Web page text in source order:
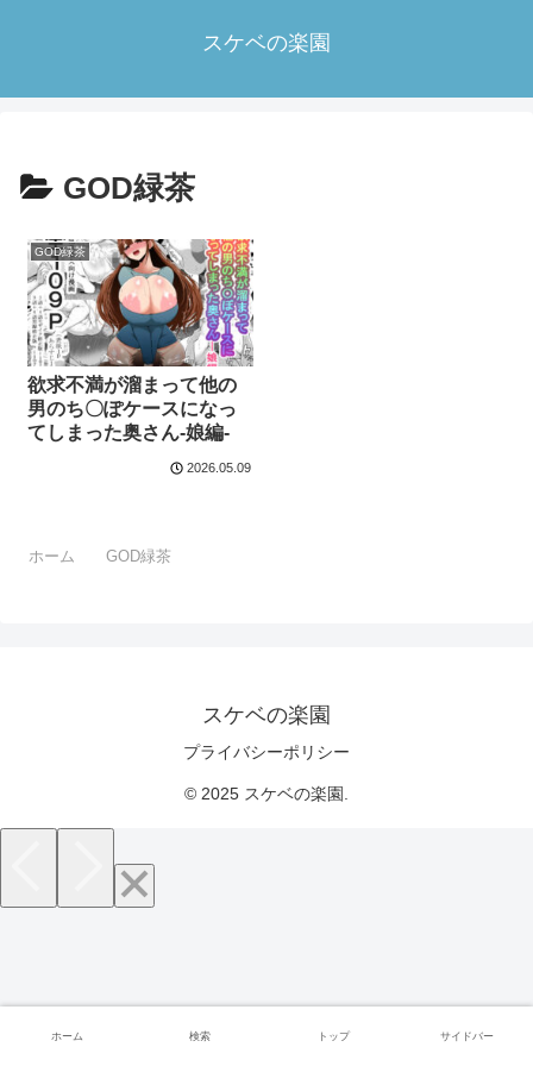
スケベの楽園
GOD緑茶
GOD緑茶
欲求不満が溜まって他の
男のち〇ぽケースになっ
てしまった奥さん-娘編-
2026.05.09
ホーム GOD緑茶
スケベの楽園
プライバシーポリシー
© 2025 スケベの楽園.
ホーム 検索 トップ サイドバー